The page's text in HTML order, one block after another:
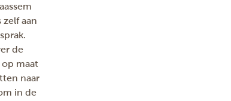
aan
de
maat
naar
in de